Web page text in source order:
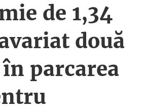
de 1,34
două
parcarea